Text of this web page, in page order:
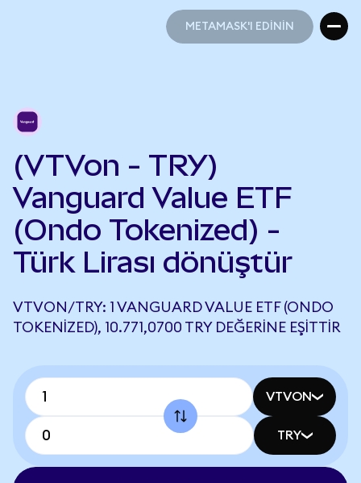
METAMASK'I EDİNİN
(VTVon - TRY)
Vanguard Value ETF
(Ondo Tokenized) -
Türk Lirası dönüştür
VTVON/TRY: 1 VANGUARD VALUE ETF (ONDO
TOKENIZED), 10.771,0700 TRY DEĞERINE EŞITTIR
VTVON
TRY